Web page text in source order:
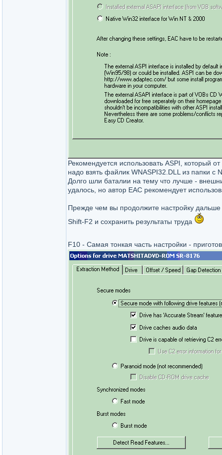
Рекомендуется использовать ASPI, который
надо взять файлик WNASPI32.DLL из папки с
Долго шли баталии на тему что лучше -
удалось, но автор ЕАС рекомендует
Прежде чем вы продолжите настройку
Shift-F2 и сохранить результаты труда
F10 - Самая тонкая часть настройки -